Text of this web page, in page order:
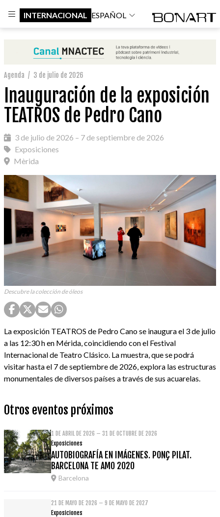
INTERNACIONAL ESPAÑOL
Agenda / 3 de julio de 2026
Inauguración de la exposición
TEATROS de Pedro Cano
3 de julio de 2026 – 7 de septiembre de 2026
Exposiciones
Mèrida
Descubre la colección de óleos
La exposición TEATROS de Pedro Cano se inaugura el 3 de julio
a las 12:30 h en Mérida, coincidiendo con el Festival
Internacional de Teatro Clásico. La muestra, que se podrá
visitar hasta el 7 de septiembre de 2026, explora las estructuras
monumentales de diversos países a través de sus acuarelas.
Otros eventos próximos
1 DE ABRIL DE 2026 – 31 DE OCTUBRE DE 2026
Exposiciones
AUTOBIOGRAFÍA EN IMÁGENES. PONÇ PILAT.
BARCELONA TE AMO 2020
Barcelona
21 DE MAYO DE 2026 – 9 DE MAYO DE 2027
Exposiciones